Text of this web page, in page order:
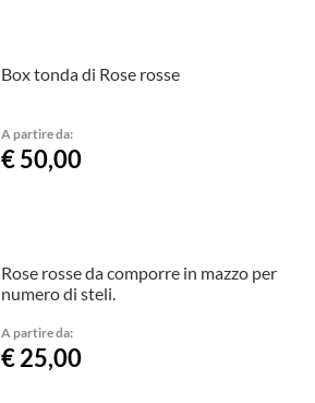
Box tonda di Rose rosse
A partire da:
€ 50,00
Rose rosse da comporre in mazzo per
numero di steli.
A partire da:
€ 25,00